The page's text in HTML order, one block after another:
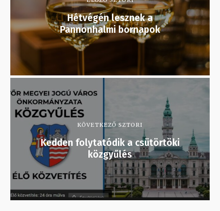
Hétvégén lesznek a
Pannonhalmi bornapok
KÖVETKEZŐ SZTORI
Kedden folytatódik a csütörtöki
közgyűlés